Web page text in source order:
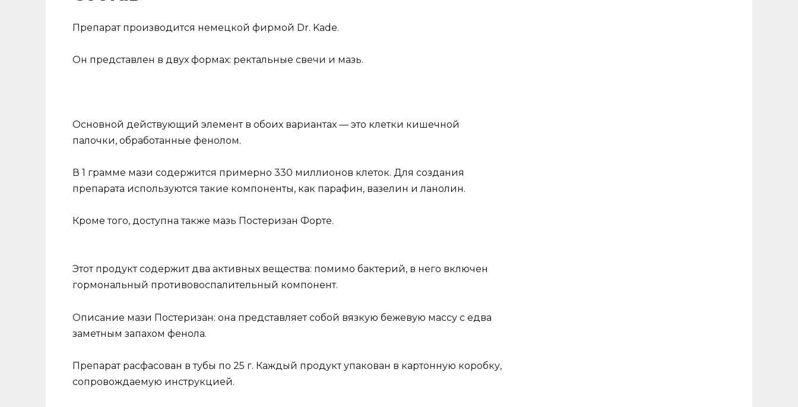
Препарат производится немецкой фирмой Dr. Kade.
Он представлен в двух формах: ректальные свечи и мазь.
Основной действующий элемент в обоих вариантах — это клетки кишечной
палочки, обработанные фенолом.
В 1 грамме мази содержится примерно 330 миллионов клеток. Для создания
препарата используются такие компоненты, как парафин, вазелин и ланолин.
Кроме того, доступна также мазь Постеризан Форте.
Этот продукт содержит два активных вещества: помимо бактерий, в него включен
гормональный противовоспалительный компонент.
Описание мази Постеризан: она представляет собой вязкую бежевую массу с едва
заметным запахом фенола.
Препарат расфасован в тубы по 25 г. Каждый продукт упакован в картонную коробку,
сопровождаемую инструкцией.